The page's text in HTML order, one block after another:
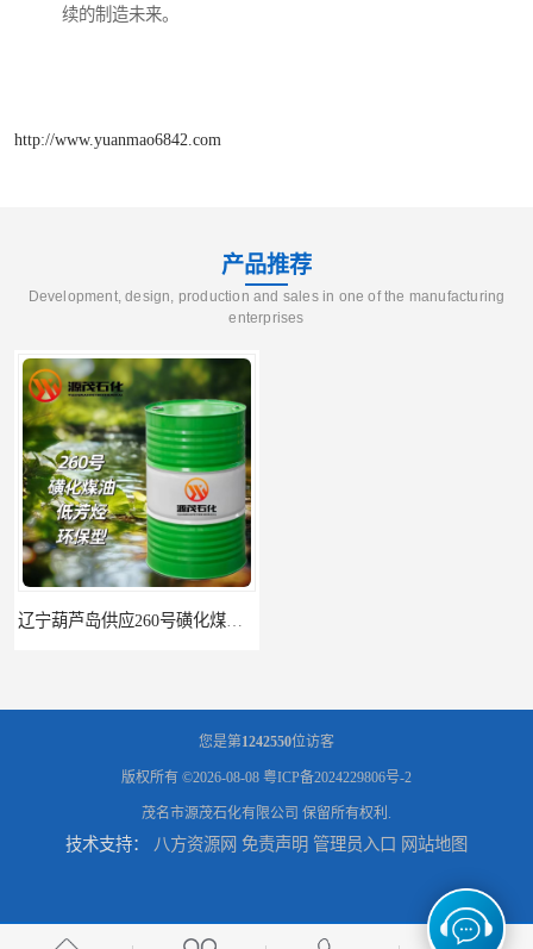
续的制造未来。
http://www.yuanmao6842.com
产品推荐
Development, design, production and sales in one of the manufacturing
enterprises
您是第1242550位访客
版权所有 ©2026-08-08 粤ICP备2024229806号-2
茂名市源茂石化有限公司 保留所有权利.
技术支持： 八方资源网 免责声明 管理员入口 网站地图